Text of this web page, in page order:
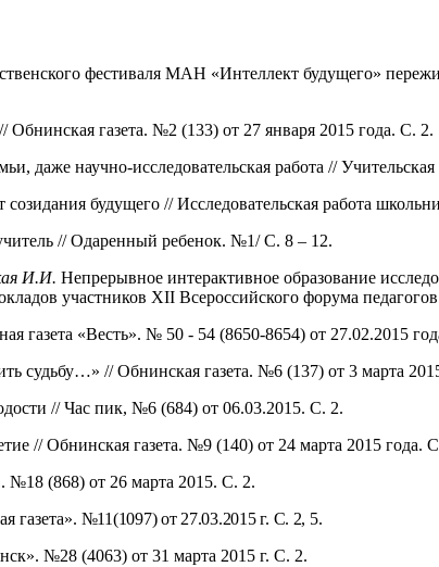
фестиваля МАН «Интеллект будущего»
газета. №2 (133) от 27 января 2015 года. С. 2.
даже научно-исследовательская работа //
созидания будущего // Исследовательская работа
// Одаренный ребенок. №1/ С. 8 – 12.
И.И. Непрерывное интерактивное образование
участников XII Всероссийского форума
газета «Весть». № 50 - 54 (8650-8654) от 27.02.2015
судьбу…» // Обнинская газета. №6 (137) от 3 марта
// Час пик, №6 (684) от 06.03.2015. С. 2.
// Обнинская газета. №9 (140) от 24 марта 2015 года.
№18 (868) от 26 марта 2015. С. 2.
газета». №11(1097) от 27.03.2015 г. С. 2, 5.
№28 (4063) от 31 марта 2015 г. С. 2.